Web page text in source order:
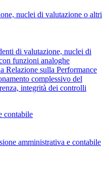
nuclei di valutazione o altri
di valutazione, nuclei di
funzioni analoghe
Relazione sulla Performance
complessivo del
integrità dei controlli
contabile
amministrativa e contabile